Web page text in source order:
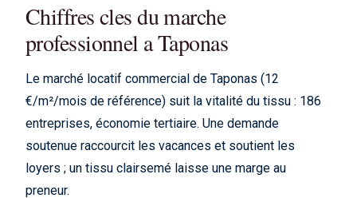
Chiffres cles du marche
professionnel a Taponas
Le marché locatif commercial de Taponas (12
€/m²/mois de référence) suit la vitalité du tissu : 186
entreprises, économie tertiaire. Une demande
soutenue raccourcit les vacances et soutient les
loyers ; un tissu clairsemé laisse une marge au
preneur.